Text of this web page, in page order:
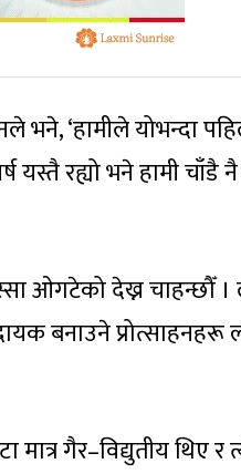
‘हामीले योभन्दा
यस्तै रह्यो भने हामी
ओगटेको देख्न चाहन्छौँ ।
बनाउने
गैर–विद्युतीय थिए र